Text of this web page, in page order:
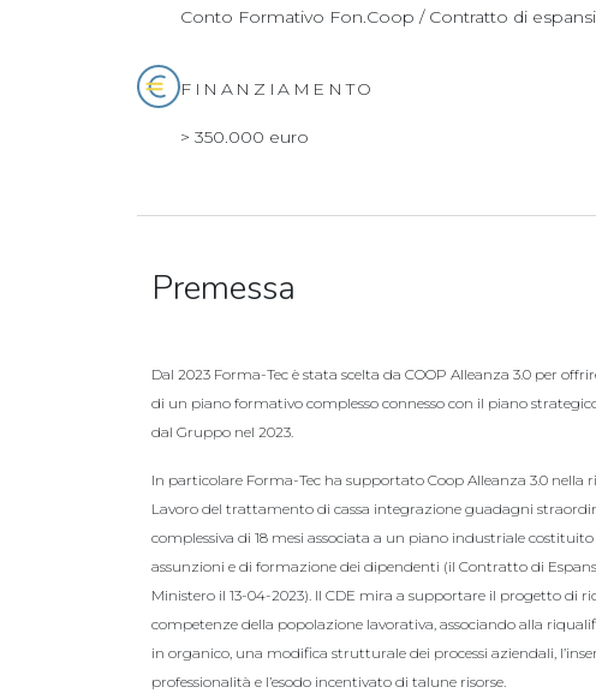
Conto Formativo Fon.Coop / Contratto di
FINANZIAMENTO
> 350.000 euro
Premessa
Dal 2023 Forma-Tec è stata scelta da COOP Alleanza 3.0 per
di un piano formativo complesso connesso con il piano
dal Gruppo nel 2023.
In particolare Forma-Tec ha supportato Coop Alleanza 3.0 nella
Lavoro del trattamento di cassa integrazione guadagni
complessiva di 18 mesi associata a un piano industriale
assunzioni e di formazione dei dipendenti (il Contratto di
Ministero il 13-04-2023). Il CDE mira a supportare il progetto di
competenze della popolazione lavorativa, associando alla
in organico, una modifica strutturale dei processi aziendali,
professionalità e l’esodo incentivato di talune risorse.